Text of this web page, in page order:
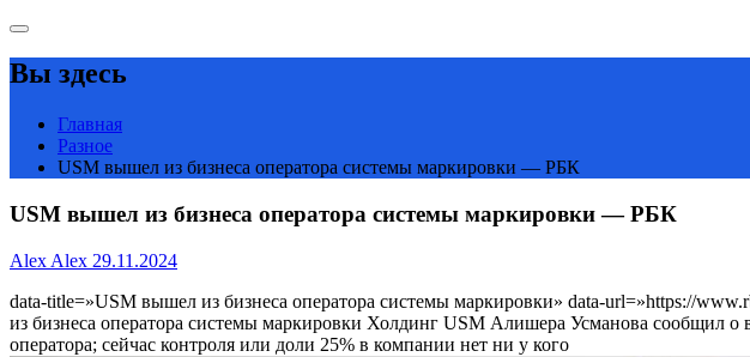
Вы здесь
Главная
Разное
USM вышел из бизнеса оператора системы маркировки — РБК
USM вышел из бизнеса оператора системы маркировки — РБК
Alex Alex 29.11.2024
data-title=»USM вышел из бизнеса оператора системы маркировки» data-url=»https://
из бизнеса оператора системы маркировки Холдинг USM Алишера Усманова сообщил о
оператора; сейчас контроля или доли 25% в компании нет ни у кого